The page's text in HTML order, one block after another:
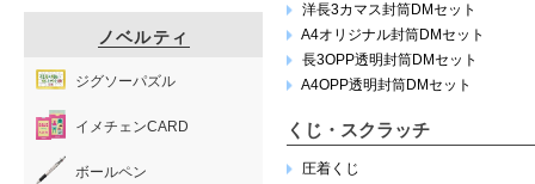
洋長3カマス封筒DMセット
A4オリジナル封筒DMセット
長3OPP透明封筒DMセット
A4OPP透明封筒DMセット
くじ・スクラッチ
圧着くじ
ノベルティ
ジグソーパズル
イメチェンCARD
ボールペン